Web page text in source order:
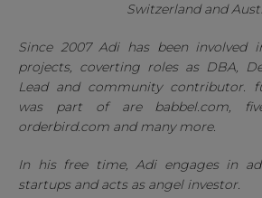
Switzerland and
Since 2007 Adi has been involved
projects, coverting roles as DBA,
Lead and community contributor.
was part of are babbel.com,
orderbird.com and many more.
In his free time, Adi engages in
startups and acts as angel investor.